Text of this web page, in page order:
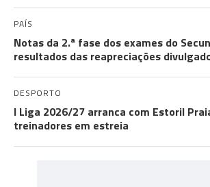
PAÍS
Notas da 2.ª fase dos exames do
resultados das reapreciações
DESPORTO
I Liga 2026/27 arranca com Estoril
treinadores em estreia